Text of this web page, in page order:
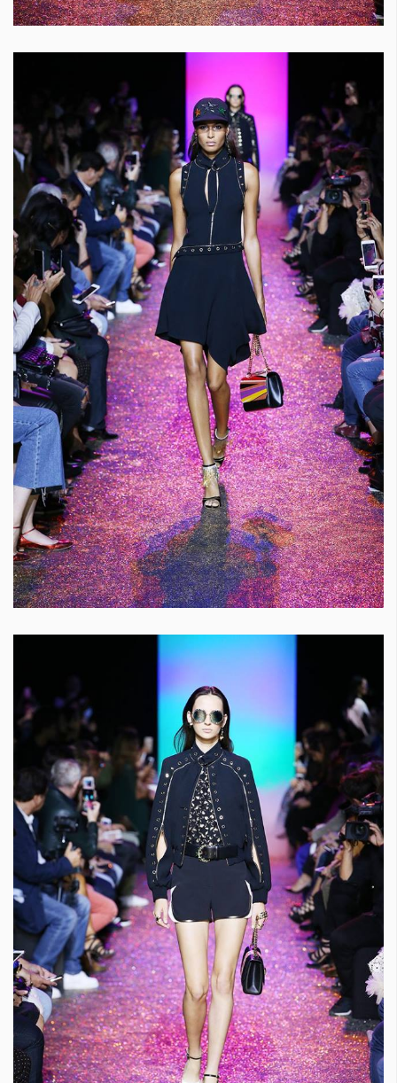
КАТЕГОРИИ
Wine&Dine
Подкасти
Красота
Цветно
Гурме
Пътувай
Wellness
ЗА НАС
Условия за
ползване
Реклама
Политика за
поверителност
ModerenDom
СЛЕДВАЙТЕ НИ
Facebook Instagram Twitter
Pinterest
YouTube
Spotify Soundcloud
Ако нашият сайт ви харесва, можете да се абонирате за
седмичния ни нюзлетър тук:
© 2026, HighViewArt | Всички права запазени